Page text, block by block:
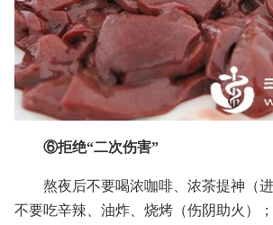
⑥拒绝“二次伤害”
熬夜后不要喝浓咖啡、浓茶提神（
不要吃辛辣、油炸、烧烤（伤阴助火）